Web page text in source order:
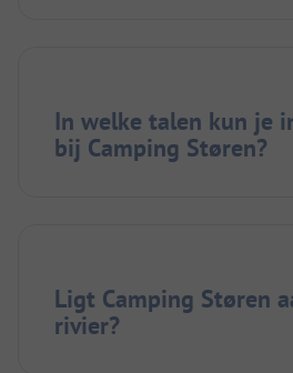
In welke talen kun je
bij Camping Støren?
Ligt Camping Støren
rivier?